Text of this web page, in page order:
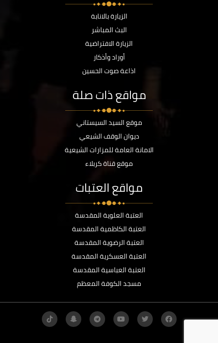
الزيارة بالانابة
البث المباشر
الزيارة الافتراضية
أوراد وأذكار
اذاعة صوت الحسين
مواقع ذات صلة
موقع السيد السيستاني
ديوان الوقف الشيعي
الامانة العامة للمزارات الشيعية
موقع قناة كربلاء
مواقع العتبات
العتبة العلوية المقدسة
العتبة الكاظمية المقدسة
العتبة الرضوية المقدسة
العتبة العسكرية المقدسة
العتبة العباسية المقدسة
مسجد الكوفة المعظم